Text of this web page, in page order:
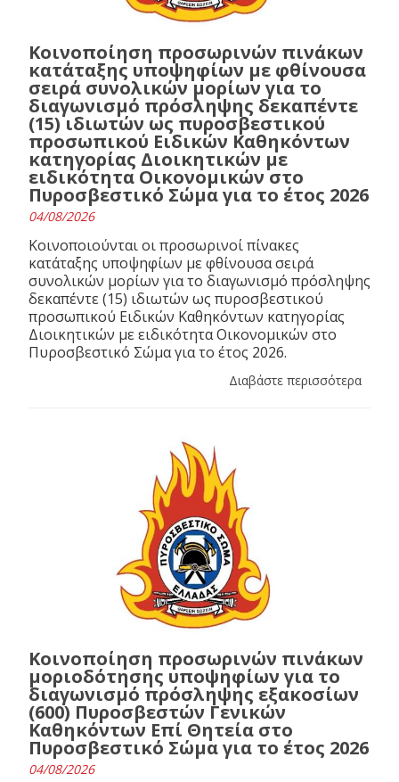
Κοινοποίηση προσωρινών πινάκων
κατάταξης υποψηφίων με φθίνουσα
σειρά συνολικών μορίων για το
διαγωνισμό πρόσληψης δεκαπέντε
(15) ιδιωτών ως πυροσβεστικού
προσωπικού Ειδικών Καθηκόντων
κατηγορίας Διοικητικών με
ειδικότητα Οικονομικών στο
Πυροσβεστικό Σώμα για το έτος 2026
04/08/2026
Κοινοποιούνται οι προσωρινοί πίνακες
κατάταξης υποψηφίων με φθίνουσα σειρά
συνολικών μορίων για το διαγωνισμό πρόσληψης
δεκαπέντε (15) ιδιωτών ως πυροσβεστικού
προσωπικού Ειδικών Καθηκόντων κατηγορίας
Διοικητικών με ειδικότητα Οικονομικών στο
Πυροσβεστικό Σώμα για το έτος 2026.
Διαβάστε περισσότερα
Κοινοποίηση προσωρινών πινάκων
μοριοδότησης υποψηφίων για το
διαγωνισμό πρόσληψης εξακοσίων
(600) Πυροσβεστών Γενικών
Καθηκόντων Επί Θητεία στο
Πυροσβεστικό Σώμα για το έτος 2026
04/08/2026